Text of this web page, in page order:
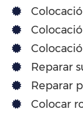
Reparar
Reparar
Colocar